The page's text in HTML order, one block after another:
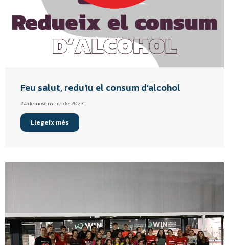
Feu salut, reduïu el consum d’alcohol
24 de novembre de 2023
Llegeix més